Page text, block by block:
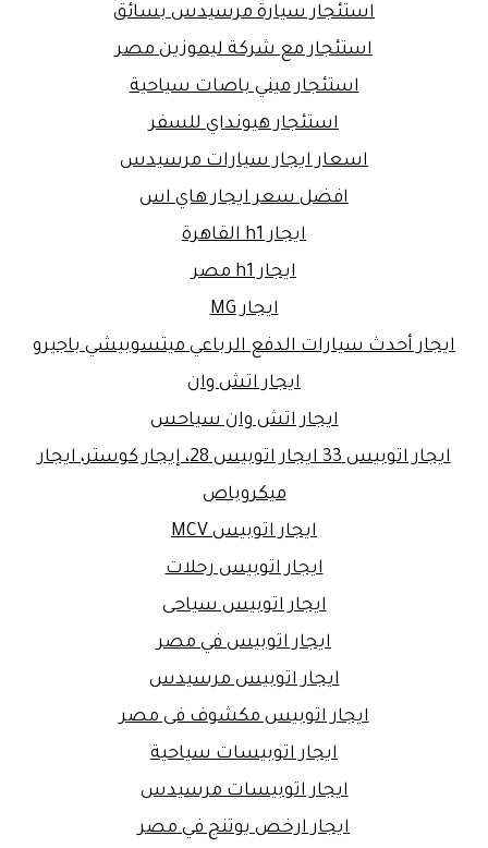
استئجار سيارة مرسيدس بسائق
استئجار مع شركة ليموزين مصر
استئجار ميني باصات سياحية
استئجار هيونداي للسفر
اسعار ايجار سيارات مرسيدس
افضل سعر ايجار هاي اس
ايجار h1 القاهرة
ايجار h1 مصر
ايجار MG
ايجار أحدث سيارات الدفع الرباعي ميتسوبيشي باجيرو
ايجار اتش وان
ايجار اتش وان سياحس
ايجار اتوبيس 33 ايجار اتوبيس 28، إيجار كوستر، ايجار
ميكروباص
ايجار اتوبيس MCV
ايجار اتوبيس رحلات
ايجار اتوبيس سياحى
ايجار اتوبيس في مصر
ايجار اتوبيس مرسيدس
ايجار اتوبيس مكشوف فى مصر
ايجار اتوبيسات سياحية
ايجار اتوبيسات مرسيدس
ايجار ارخص يوتنج في مصر